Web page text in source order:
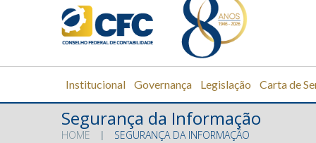
Institucional Governança Legislação Carta de
Segurança da Informação
HOME SEGURANÇA DA INFORMAÇÃO